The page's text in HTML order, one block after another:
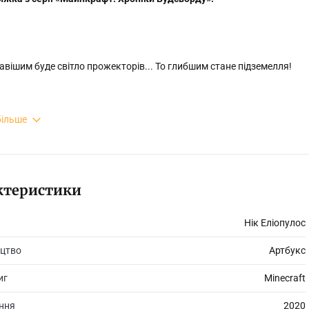
буде світло прожекторів... То глибшим стане підземелля!
Нік Еліопулос
Артбукс
Minecraft
2020